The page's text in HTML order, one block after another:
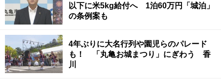
以下に米5kg給付へ 1泊60万円「城泊」
の条例案も
4年ぶりに大名行列や園児らのパレード
も！ 「丸亀お城まつり」にぎわう 香
川